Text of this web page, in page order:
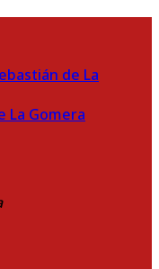
La Gomera